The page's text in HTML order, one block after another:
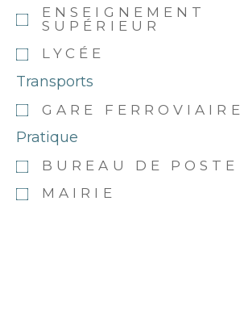
ENSEIGNEMENT
SUPÉRIEUR
LYCÉE
Transports
GARE FERROVIAIRE
Pratique
BUREAU DE POSTE
MAIRIE